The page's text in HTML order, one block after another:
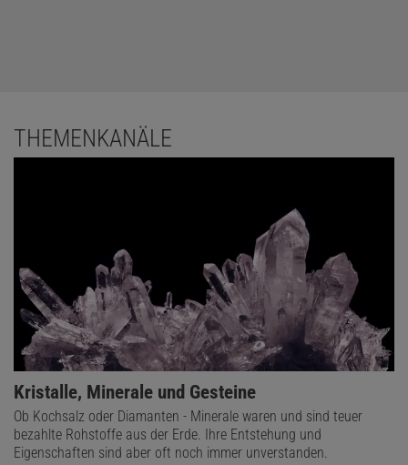
THEMENKANÄLE
Kristalle, Minerale und Gesteine
Ob Kochsalz oder Diamanten - Minerale waren und sind teuer
bezahlte Rohstoffe aus der Erde. Ihre Entstehung und
Eigenschaften sind aber oft noch immer unverstanden.